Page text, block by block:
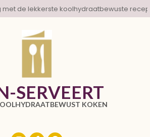
met de lekkerste koolhydraatbewuste
SERVEERT
KOKEN